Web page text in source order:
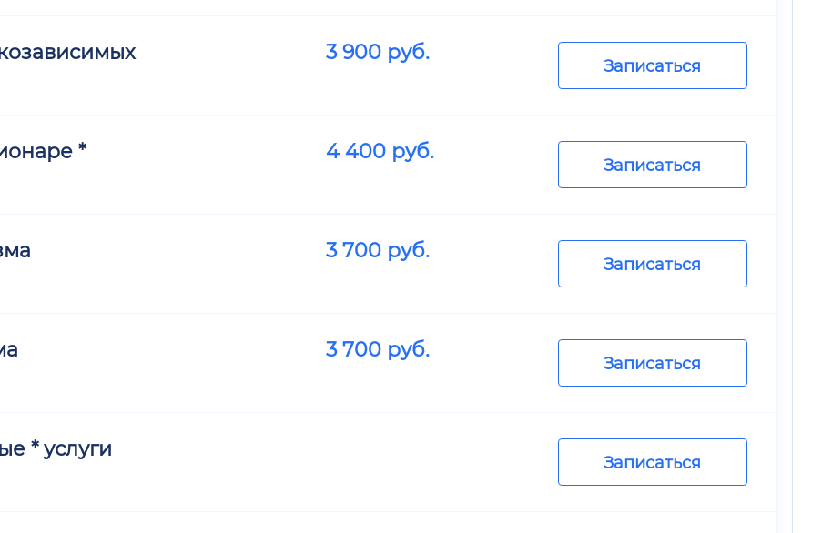
3 900руб.
Записаться
* 4 400руб.
Записаться
3 700руб.
Записаться
3 700руб.
Записаться
* услуги
Записаться